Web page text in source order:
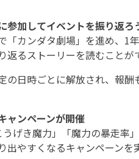
参加してイベントを振り返ろ
「カンダタ劇場」を進め、1
返るストーリーを読むことが
の日時ごとに解放され、報
ャンペーンが開催
げき魔力」「魔力の暴走率
出やすくなるキャンペーンを